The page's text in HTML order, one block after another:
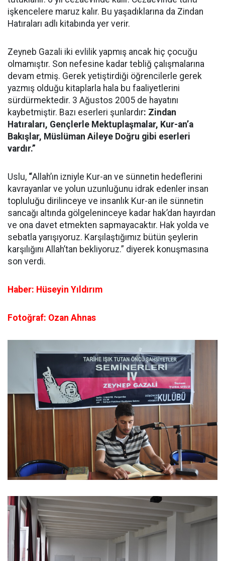
işkencelere maruz kalır. Bu yaşadıklarına da Zindan
Hatıraları adlı kitabında yer verir.
Zeyneb Gazali iki evlilik yapmış ancak hiç çocuğu
olmamıştır. Son nefesine kadar tebliğ çalışmalarına
devam etmiş. Gerek yetiştirdiği öğrencilerle gerek
yazmış olduğu kitaplarla hala bu faaliyetlerini
sürdürmektedir. 3 Ağustos 2005 de hayatını
kaybetmiştir. Bazı eserleri şunlardır: Zindan
Hatıraları, Gençlerle Mektuplaşmalar, Kur-an’a
Bakışlar, Müslüman Aileye Doğru gibi eserleri
vardır.”
Uslu, “Allah’ın izniyle Kur-an ve sünnetin hedeflerini
kavrayanlar ve yolun uzunluğunu idrak edenler insan
topluluğu dirilinceye ve insanlık Kur-an ile sünnetin
sancağı altında gölgeleninceye kadar hak’dan hayırdan
ve ona davet etmekten sapmayacaktır. Hak yolda ve
sebatla yarışıyoruz. Karşılaştığımız bütün şeylerin
karşılığını Allah’tan bekliyoruz.” diyerek konuşmasına
son verdi.
Haber: Hüseyin Yıldırım
Fotoğraf: Ozan Ahnas